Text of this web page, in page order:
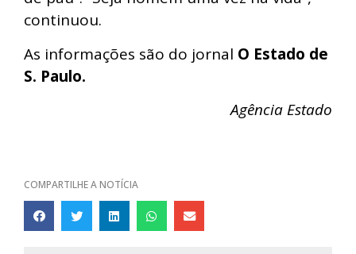
continuou.
As informações são do jornal O Estado de
S. Paulo.
Agência Estado
COMPARTILHE A NOTÍCIA